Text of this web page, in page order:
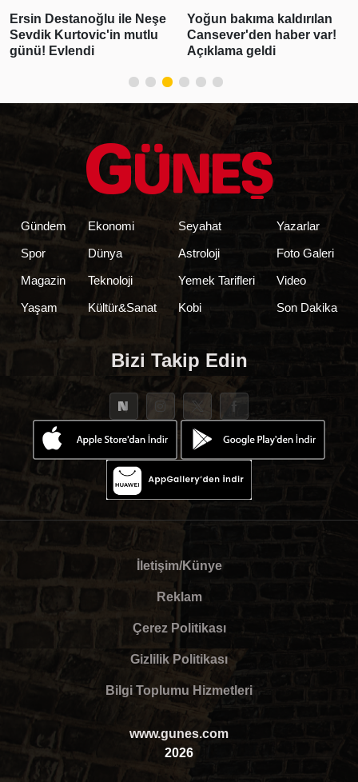
Ersin Destanoğlu ile Neşe
Sevdik Kurtovic'in mutlu
günü! Evlendi
Yoğun bakıma kaldırılan
Cansever'den haber var!
Açıklama geldi
Gündem
Spor
Magazin
Yaşam
Ekonomi
Dünya
Teknoloji
Kültür&Sanat
Seyahat
Astroloji
Yemek Tarifleri
Kobi
Yazarlar
Foto Galeri
Video
Son Dakika
Bizi Takip Edin
İletişim/Künye
Reklam
Çerez Politikası
Gizlilik Politikası
Bilgi Toplumu Hizmetleri
www.gunes.com
2026